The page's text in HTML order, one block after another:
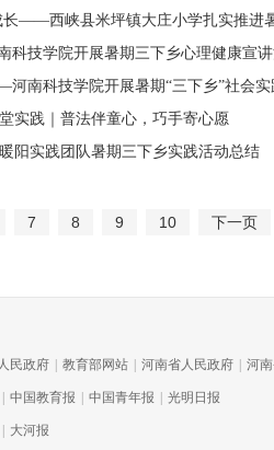
长——西峡县米坪镇大庄小学扎实推进
技学院开展暑期三下乡心理健康宣
南科技学院开展暑期“三下乡”社会实
实践｜普法伴童心，巧手寄心愿
阳实践团队暑期三下乡实践活动总结
7 8 9 10 下一页
民政府 教育部网站 河南省人民政府 河
中国教育报 中国青年报 光明日报
大河报